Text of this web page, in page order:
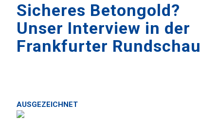
Sicheres Betongold?
Unser Interview in der
Frankfurter Rundschau
AUSGEZEICHNET